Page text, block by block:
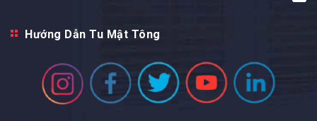
Hướng Dẫn Tu Mật Tông